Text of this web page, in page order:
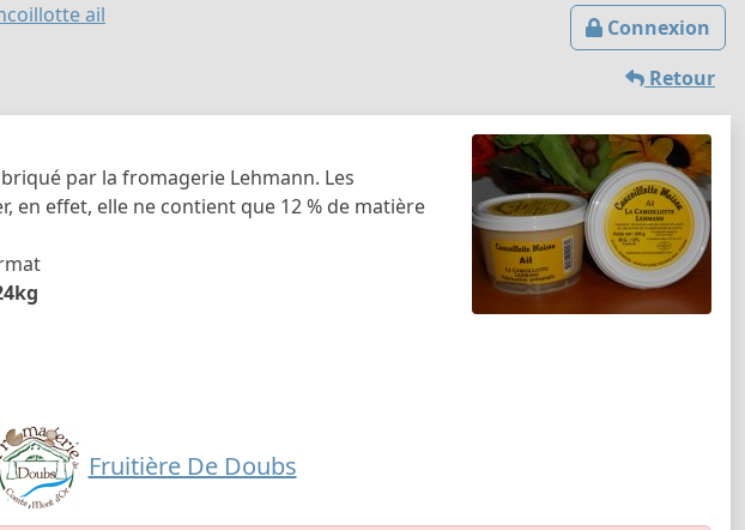
Connexion
ail
Retour
par la fromagerie Lehmann. Les
en effet, elle ne contient que 12 % de matière
Fruitière De Doubs